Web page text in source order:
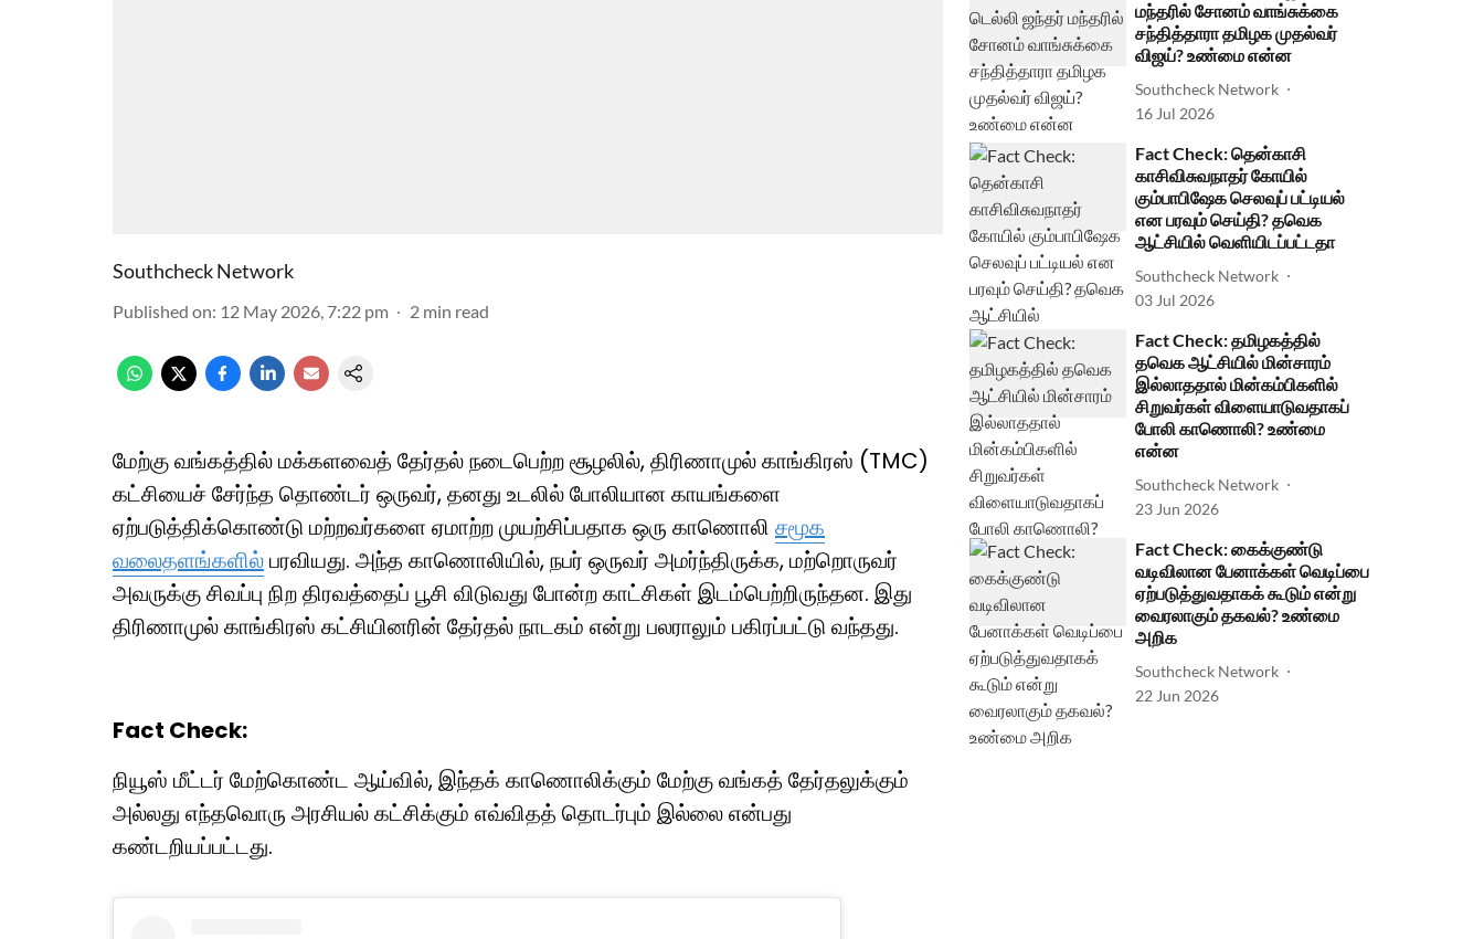
Southcheck Network
Published on: 12 May 2026, 7:22 pm 2 min read
மேற்கு வங்கத்தில் மக்களவைத் தேர்தல் நடைபெற்ற சூழலில், திரிணாமுல் காங்கிரஸ் (TMC)
கட்சியைச் சேர்ந்த தொண்டர் ஒருவர், தனது உடலில் போலியான காயங்களை
ஏற்படுத்திக்கொண்டு மற்றவர்களை ஏமாற்ற முயற்சிப்பதாக ஒரு காணொலி சமூக
வலைதளங்களில்பரவியது. அந்த காணொலியில், நபர் ஒருவர் அமர்ந்திருக்க, மற்றொருவர்
அவருக்கு சிவப்பு நிற திரவத்தைப் பூசி விடுவது போன்ற காட்சிகள் இடம்பெற்றிருந்தன. இது
திரிணாமுல் காங்கிரஸ் கட்சியினரின் தேர்தல் நாடகம் என்று பலராலும் பகிரப்பட்டு வந்தது.
Fact Check:
நியூஸ் மீட்டர் மேற்கொண்ட ஆய்வில், இந்தக் காணொலிக்கும் மேற்கு வங்கத் தேர்தலுக்கும்
அல்லது எந்தவொரு அரசியல் கட்சிக்கும் எவ்விதத் தொடர்பும் இல்லை என்பது
கண்டறியப்பட்டது.
மந்தரில் சோனம் வாங்சுக்கை
சந்தித்தாரா தமிழக முதல்வர்
விஜய்? உண்மை என்ன
Southcheck Network
16 Jul 2026
Fact Check: தென்காசி
காசிவிசுவநாதர் கோயில்
கும்பாபிஷேக செலவுப் பட்டியல்
என பரவும் செய்தி? தவெக
ஆட்சியில் வெளியிடப்பட்டதா
Southcheck Network
03 Jul 2026
Fact Check: தமிழகத்தில்
தவெக ஆட்சியில் மின்சாரம்
இல்லாததால் மின்கம்பிகளில்
சிறுவர்கள் விளையாடுவதாகப்
போலி காணொலி? உண்மை
என்ன
Southcheck Network
23 Jun 2026
Fact Check: கைக்குண்டு
வடிவிலான பேனாக்கள் வெடிப்பை
ஏற்படுத்துவதாகக் கூடும் என்று
வைரலாகும் தகவல்? உண்மை
அறிக
Southcheck Network
22 Jun 2026